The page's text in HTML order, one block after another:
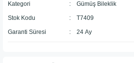
Kategori Gümüş Bileklik
Stok Kodu T7409
Garanti Süresi 24 Ay